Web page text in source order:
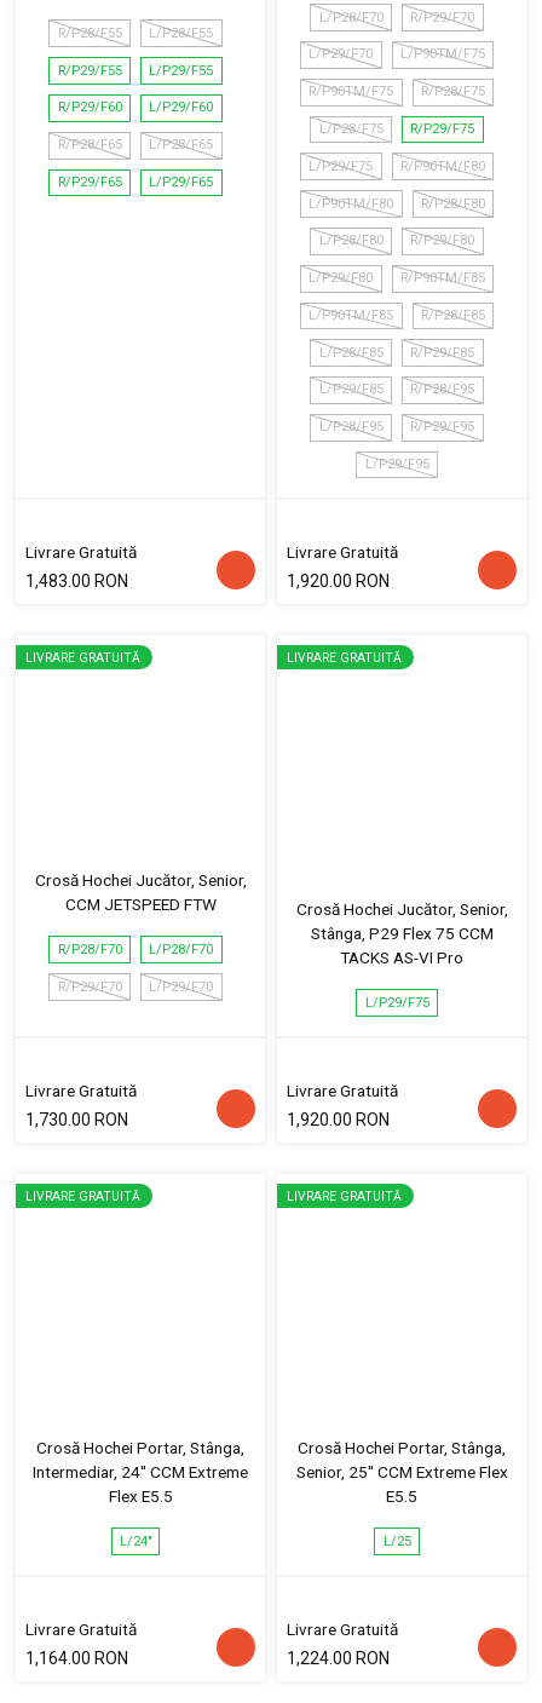
R/P28/F55 L/P28/F55
R/P29/F55 L/P29/F55
R/P29/F60 L/P29/F60
R/P28/F65 L/P28/F65
R/P29/F65 L/P29/F65
Livrare Gratuită
1,483.00 RON
L/P28/F70 R/P29/F70
L/P29/F70 L/P90TM/F75
R/P90TM/F75 R/P28/F75
L/P28/F75 R/P29/F75
L/P29/F75 R/P90TM/F80
L/P90TM/F80 R/P28/F80
L/P28/F80 R/P29/F80
L/P29/F80 R/P90TM/F85
L/P90TM/F85 R/P28/F85
L/P28/F85 R/P29/F85
L/P29/F85 R/P28/F95
L/P28/F95 R/P29/F95
L/P29/F95
Livrare Gratuită
1,920.00 RON
LIVRARE GRATUITĂ
Crosă Hochei Jucător, Senior,
CCM JETSPEED FTW
R/P28/F70 L/P28/F70
R/P29/F70 L/P29/F70
Livrare Gratuită
1,730.00 RON
LIVRARE GRATUITĂ
Crosă Hochei Jucător, Senior,
Stânga, P29 Flex 75 CCM
TACKS AS-VI Pro
L/P29/F75
Livrare Gratuită
1,920.00 RON
LIVRARE GRATUITĂ
Crosă Hochei Portar, Stânga,
Intermediar, 24'' CCM Extreme
Flex E5.5
L/24"
Livrare Gratuită
1,164.00 RON
LIVRARE GRATUITĂ
Crosă Hochei Portar, Stânga,
Senior, 25'' CCM Extreme Flex
E5.5
L/25
Livrare Gratuită
1,224.00 RON